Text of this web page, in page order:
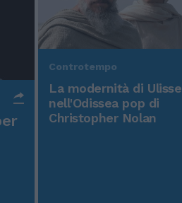
Controtempo
La modernità di Ulisse
nell'Odissea pop di
Christopher Nolan